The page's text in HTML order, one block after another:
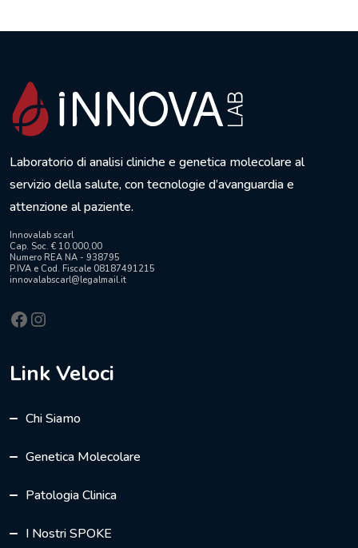
Laboratorio di analisi cliniche e genetica molecolare al
servizio della salute, con tecnologie d’avanguardia e
attenzione al paziente.
Innovalab scarl
Cap. Soc. € 10.000,00
Numero REA NA - 938795
P.IVA e Cod. Fiscale 08187491215
innovalabscarl@legalmail.it
Facebook
Instagram
Link Veloci
Chi Siamo
Genetica Molecolare
Patologia Clinica
I Nostri SPOKE